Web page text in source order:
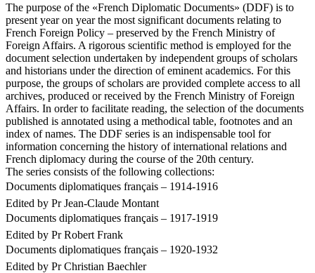
The purpose of the «French Diplomatic Documents» (DDF) is to
present year on year the most significant documents relating to
French Foreign Policy – preserved by the French Ministry of
Foreign Affairs. A rigorous scientific method is employed for the
document selection undertaken by independent groups of scholars
and historians under the direction of eminent academics. For this
purpose, the groups of scholars are provided complete access to all
archives, produced or received by the French Ministry of Foreign
Affairs. In order to facilitate reading, the selection of the documents
published is annotated using a methodical table, footnotes and an
index of names. The DDF series is an indispensable tool for
information concerning the history of international relations and
French diplomacy during the course of the 20th century.
The series consists of the following collections:
Documents diplomatiques français – 1914-1916
Edited by Pr Jean-Claude Montant
Documents diplomatiques français – 1917-1919
Edited by Pr Robert Frank
Documents diplomatiques français – 1920-1932
Edited by Pr Christian Baechler